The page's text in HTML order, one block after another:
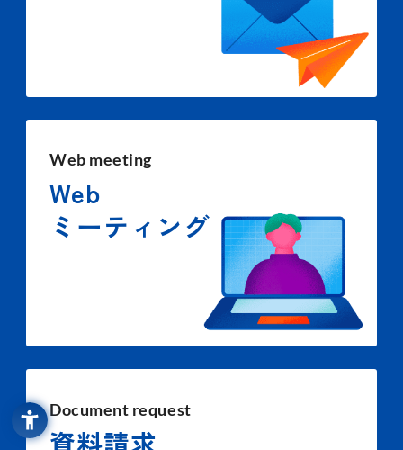
Web meeting
Web
ミーティング
Document request
資料請求